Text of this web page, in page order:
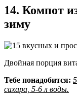
14. Компот
зиму
Двойная порция
Тебе понадобится:
сахара, 5-6 л воды.